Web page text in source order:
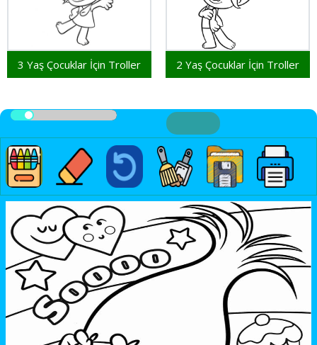
3 Yaş Çocuklar İçin Troller 2 Yaş Çocuklar İçin Troller